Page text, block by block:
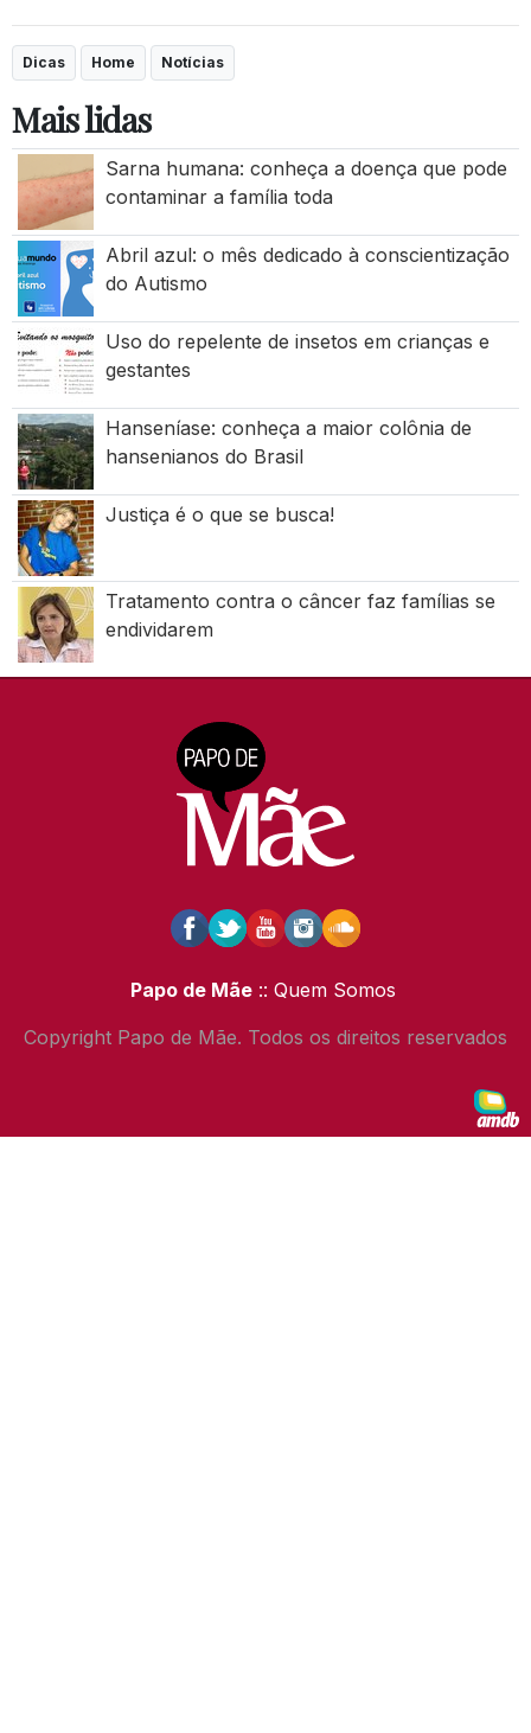
Dicas Home Notícias
Mais lidas
Sarna humana: conheça a doença que pode
contaminar a família toda
Abril azul: o mês dedicado à conscientização
do Autismo
Uso do repelente de insetos em crianças e
gestantes
Hanseníase: conheça a maior colônia de
hansenianos do Brasil
Justiça é o que se busca!
Tratamento contra o câncer faz famílias se
endividarem
Papo de Mãe :: Quem Somos
Copyright Papo de Mãe. Todos os direitos reservados